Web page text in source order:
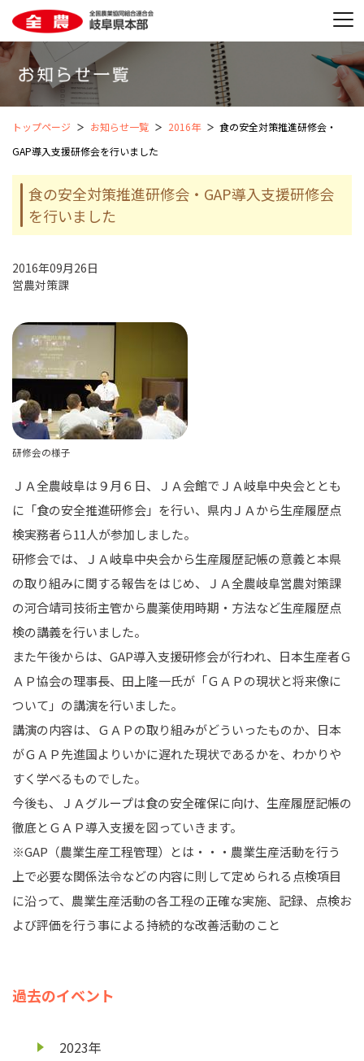
トップページ お知らせ一覧 2016年
食の安全対策推進研修会・
GAP導入支援研修会を行いました
食の安全対策推進研修会・GAP導入支援研修会
を行いました
2016年09月26日
営農対策課
研修会の様子
ＪＡ全農岐阜は９月６日、ＪＡ会館でＪＡ岐阜中央会ととも
に「食の安全推進研修会」を行い、県内ＪＡから生産履歴点
検実務者ら11人が参加しました。
研修会では、ＪＡ岐阜中央会から生産履歴記帳の意義と本県
の取り組みに関する報告をはじめ、ＪＡ全農岐阜営農対策課
の河合靖司技術主管から農薬使用時期・方法など生産履歴点
検の講義を行いました。
また午後からは、GAP導入支援研修会が行われ、日本生産者Ｇ
ＡＰ協会の理事長、田上隆一氏が「ＧＡＰの現状と将来像に
ついて」の講演を行いました。
講演の内容は、ＧＡＰの取り組みがどういったものか、日本
がＧＡＰ先進国よりいかに遅れた現状であるかを、わかりや
すく学べるものでした。
今後も、ＪＡグループは食の安全確保に向け、生産履歴記帳の
徹底とＧＡＰ導入支援を図っていきます。
※GAP（農業生産工程管理）とは・・・農業生産活動を行う
上で必要な関係法令などの内容に則して定められる点検項目
に沿って、農業生産活動の各工程の正確な実施、記録、点検お
よび評価を行う事による持続的な改善活動のこと
過去のイベント
2023年